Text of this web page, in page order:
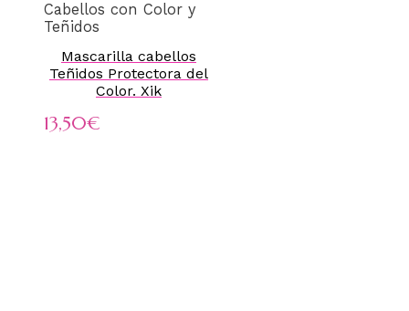
Cabellos con Color y
Teñidos
Mascarilla cabellos
Teñidos Protectora del
Color. Xik
13,50€